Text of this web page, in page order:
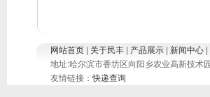
网站首页 关于民丰 产品展示 新闻中心
地址:哈尔滨市香坊区向阳乡农业高新技
友情链接：快递查询